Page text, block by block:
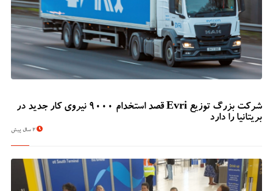
شرکت بزرگ توزیع Evri قصد استخدام ۹۰۰۰ نیروی کار جدید در
بریتانیا را دارد
2 سال پیش